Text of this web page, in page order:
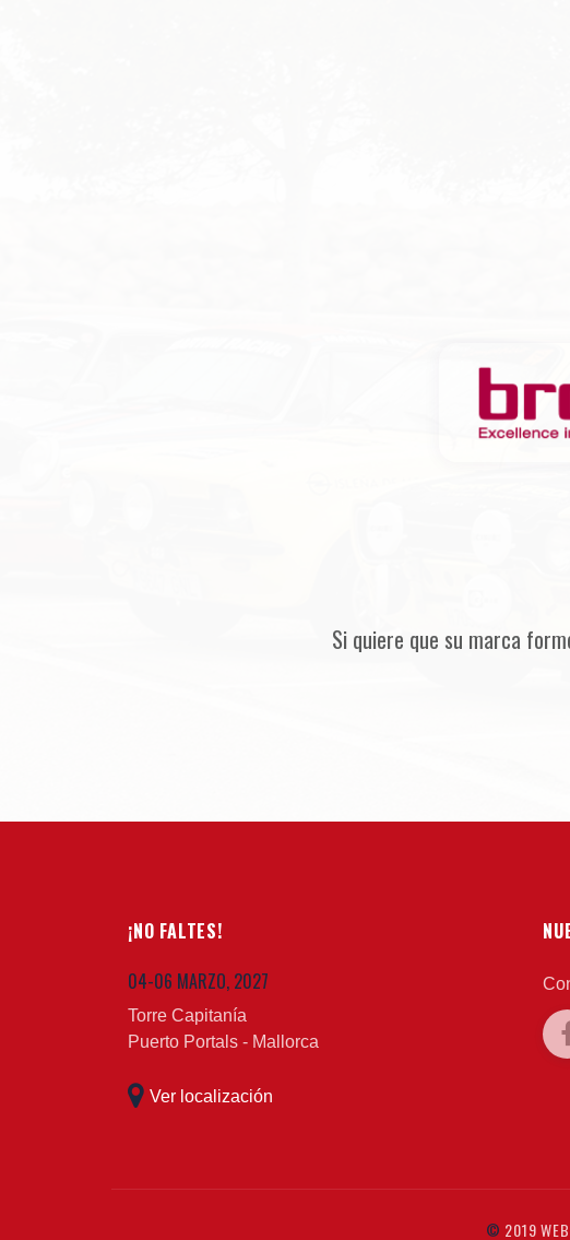
Si quiere que su marca
¡NO FALTES!
04-06 MARZO, 2027
Torre Capitanía
Puerto Portals - Mallorca
Ver localización
© 2019